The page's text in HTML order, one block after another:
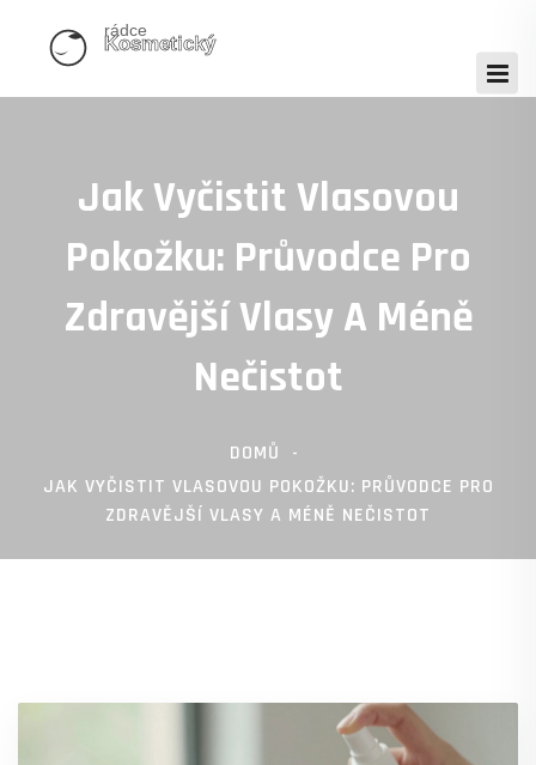
Jak Vyčistit Vlasovou
Pokožku: Průvodce Pro
Zdravější Vlasy A Méně
Nečistot
DOMŮ
JAK VYČISTIT VLASOVOU POKOŽKU: PRŮVODCE PRO
ZDRAVĚJŠÍ VLASY A MÉNĚ NEČISTOT